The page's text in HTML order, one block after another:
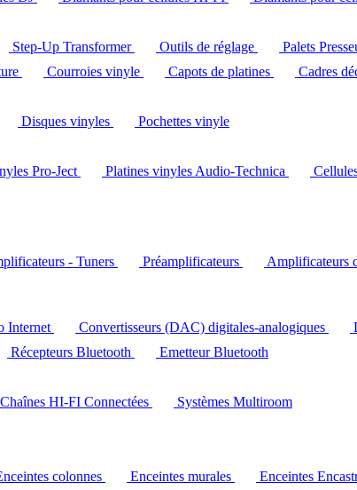
Step-Up Transformer Outils de réglage Palets
Courroies vinyle Capots de platines
Cadres
Disques vinyles
Pochettes vinyle
Pro-Ject Platines vinyles Audio-Technica
- Tuners Préamplificateurs Amplificateurs
Internet Convertisseurs (DAC) digitales-analogiques
Récepteurs Bluetooth
Emetteur Bluetooth
Chaînes HI-FI Connectées
Systèmes Multiroom
colonnes Enceintes murales Enceintes